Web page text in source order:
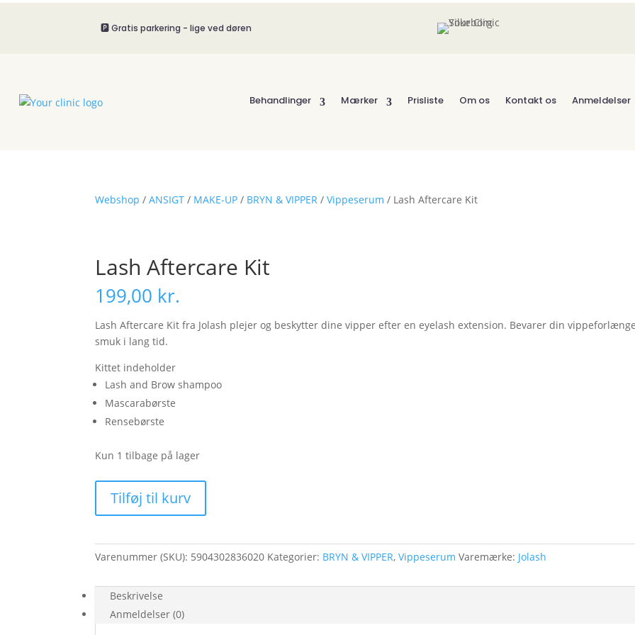
🅿️ Gratis parkering - lige ved døren
Behandlinger Mærker Prisliste Om os Kontakt os Anmeldelser
Webshop /ANSIGT / MAKE-UP / BRYN & VIPPER /Vippeserum / Lash Aftercare Kit
Lash Aftercare Kit
199,00 kr.
Lash Aftercare Kit fra Jolash plejer og beskytter dine vipper efter en eyelash extension. Bevarer din
smuk i lang tid.
Kittet indeholder
Lash and Brow shampoo
Mascarabørste
Rensebørste
Kun 1 tilbage på lager
Aftercare
Kit
Tilføj til kurv
Varenummer (SKU): 5904302836020 Kategorier: BRYN & VIPPER,Vippeserum Varemærke: Jolash
Beskrivelse
Anmeldelser (0)